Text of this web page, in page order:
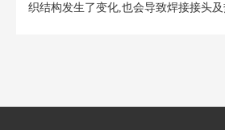
织结构发生了变化,也会导致焊接接头及